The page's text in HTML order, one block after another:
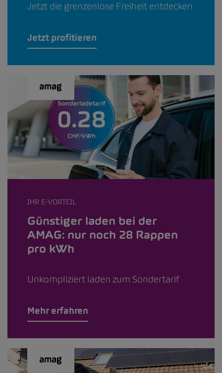
Jetzt die grenzenlose Freiheit entdecken
Jetzt profitieren
IHR E-VORTEIL
Günstiger laden bei der
AMAG: nur noch 28 Rappen
pro kWh
Unkompliziert laden zum Sondertarif
Mehr erfahren